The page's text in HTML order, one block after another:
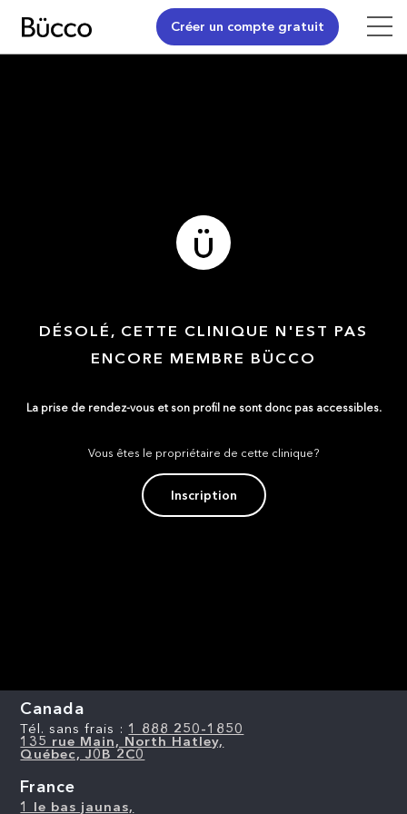
Créer un compte gratuit
DÉSOLÉ, CETTE CLINIQUE N'EST PAS
ENCORE MEMBRE BÜCCO
La prise de rendez-vous et son profil ne sont donc pas accessibles.
Vous êtes le propriétaire de cette clinique?
Inscription
Canada
Tél. sans frais : 1 888 250-1850
135 rue Main, North Hatley,
Québec, J0B 2C0
France
1 le bas jaunas,